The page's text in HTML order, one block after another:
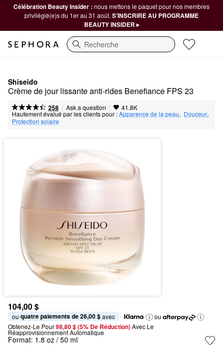
Célébration Beauty Insider : nous mettons le paquet pour nos membres
privilégié(e)s du 1er au 31 août. S’INSCRIRE AU PROGRAMME
BEAUTY INSIDER ▸
Recherche
Shiseido
Crème de jour lissante anti-rides Benefiance FPS 23
258 | Ask a question | 41.8K
Hautement évalué par les clients pour :Apparence de la peau, Douceur
Protection solaire
104,00 $
ou quatre paiements de 26,00 $ avec
ou
Obtenez-Le Pour98,80 $ (5% De Réduction) Avec Le
Réapprovisionnement Automatique
Format: 1.8 oz / 50 ml